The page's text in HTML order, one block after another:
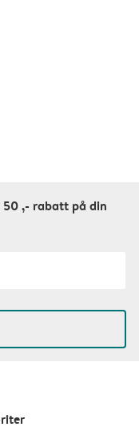
,- rabatt på din